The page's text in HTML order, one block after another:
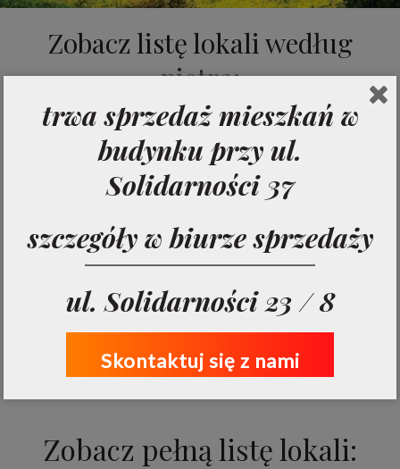
Zobacz listę lokali według
piętra:
Parter
Pierwsze piętro
Trzecie piętro
Zobacz pełną listę lokali:
trwa sprzedaż mieszkań w
budynku przy ul.
Solidarności 37
szczegóły w biurze sprzedaży
ul. Solidarności 23 / 8
Skontaktuj się z nami